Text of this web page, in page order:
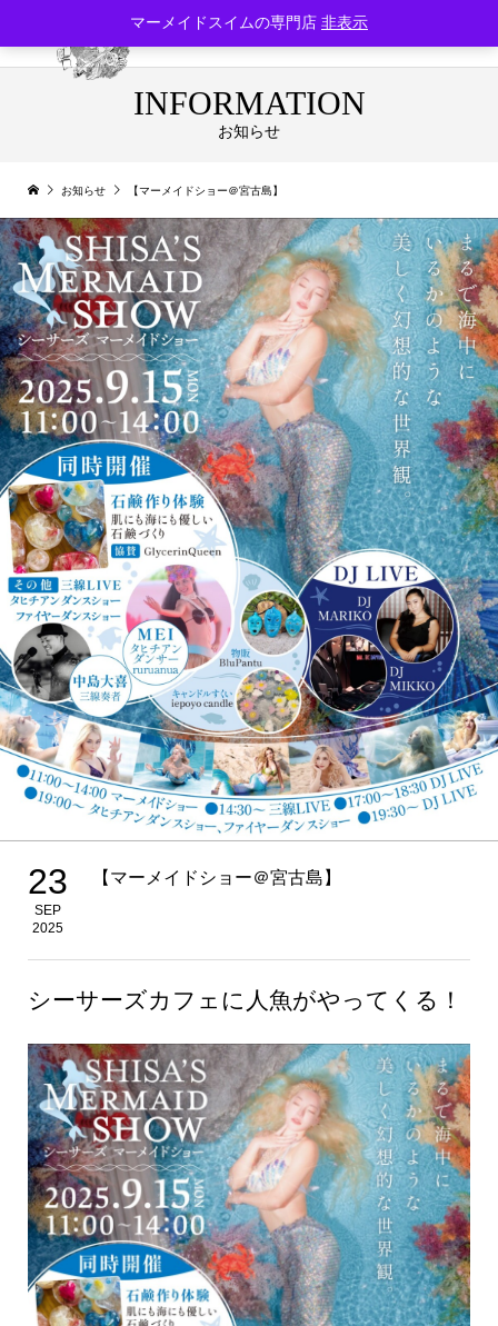
INFORMATION
お知らせ
お知らせ 【マーメイドショー＠宮古島】
23
SEP
2025
【マーメイドショー＠宮古島】
シーサーズカフェに人魚がやってくる！
マーメイドスイムの専門店 非表示